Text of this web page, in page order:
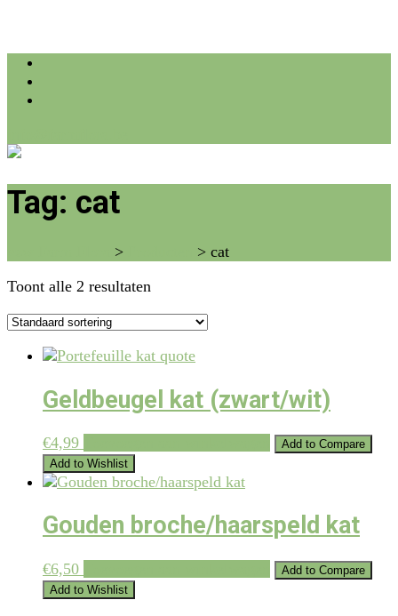
Tag: cat
> > cat
Toont alle 2 resultaten
Geldbeugel kat (zwart/wit)
€4,99
Add to Compare
Add to Wishlist
Gouden broche/haarspeld kat
€6,50
Add to Compare
Add to Wishlist